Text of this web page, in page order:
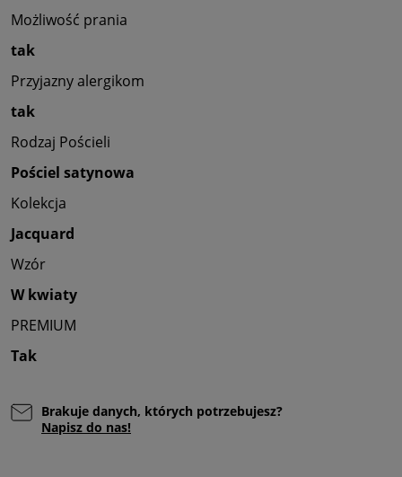
Możliwość prania
tak
Przyjazny alergikom
tak
Rodzaj Pościeli
Pościel satynowa
Kolekcja
Jacquard
Wzór
W kwiaty
PREMIUM
Tak
Brakuje danych, których potrzebujesz?
Napisz do nas!